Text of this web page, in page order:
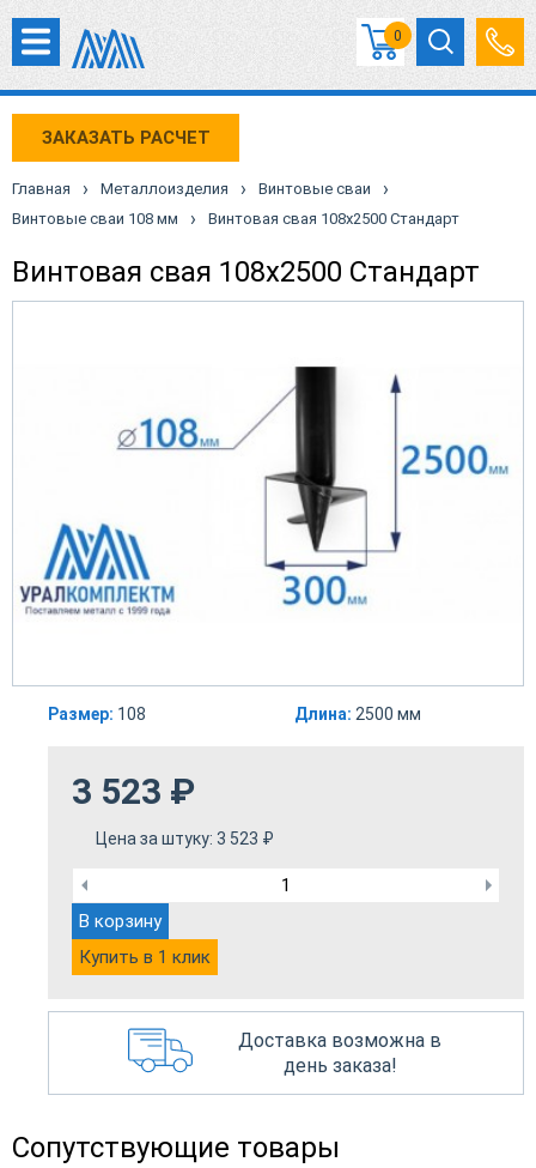
0
ЗАКАЗАТЬ РАСЧЕТ
Главная › Металлоизделия › Винтовые сваи ›
Винтовые сваи 108 мм › Винтовая свая 108х2500 Стандарт
Винтовая свая 108х2500 Стандарт
Размер: 108 Длина: 2500 мм
3 523 ₽
Цена за штуку: 3 523 ₽
В корзину
Купить в 1 клик
Доставка возможна в
день заказа!
Сопутствующие товары